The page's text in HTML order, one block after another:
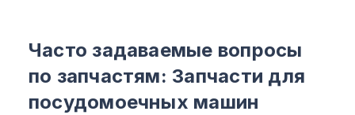
Часто задаваемые вопросы
по запчастям: Запчасти для
посудомоечных машин